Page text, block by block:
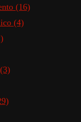
(16)
(4)
(3)